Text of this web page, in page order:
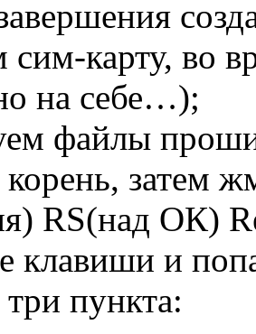
сим-карту, во
на себе…);
файлы
затем
RS(над ОК)
клавиши и
пункта: